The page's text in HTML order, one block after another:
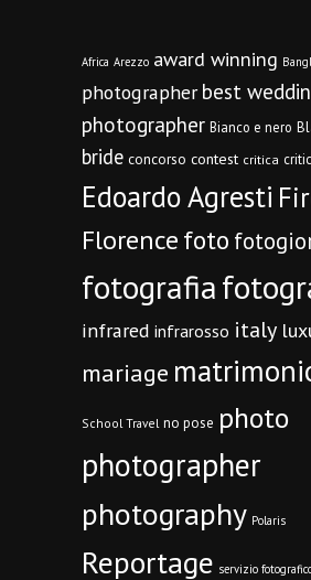
Africa Arezzo award winning
photographer best
photographer Bianco e nero
bride concorso contest critica
Edoardo Agresti
Florencefoto
fotografia
infrared infrarosso italy
mariage
School Travel no pose photo
photographer
photography Polaris
Reportage servizio